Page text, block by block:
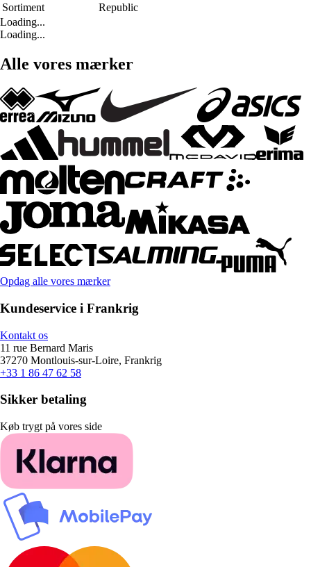
Sortiment
Republic
Loading...
Loading...
Alle vores mærker
Opdag alle vores mærker
Kundeservice i Frankrig
Kontakt os
11 rue Bernard Maris
37270 Montlouis-sur-Loire, Frankrig
+33 1 86 47 62 58
Sikker betaling
Køb trygt på vores side